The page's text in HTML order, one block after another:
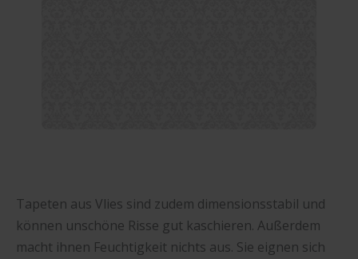
Tapeten aus Vlies sind zudem dimensionsstabil und
können unschöne Risse gut kaschieren. Außerdem
macht ihnen Feuchtigkeit nichts aus. Sie eignen sich